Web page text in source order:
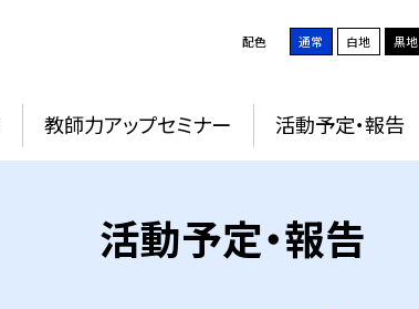
配色 通常 白地 黒地
教師力アップセミナー 活動予定・報告
活動予定・報告